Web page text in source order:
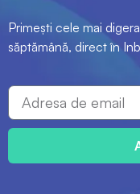
Primești cele mai
săptămână, direct în